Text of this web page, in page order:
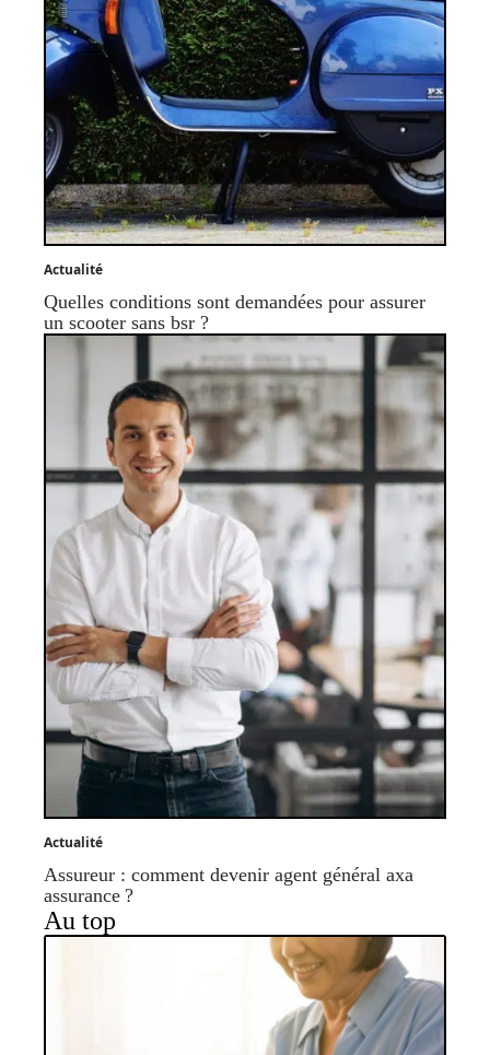
Actualité
Quelles conditions sont demandées pour assurer
un scooter sans bsr ?
Actualité
Assureur : comment devenir agent général axa
assurance ?
Au top